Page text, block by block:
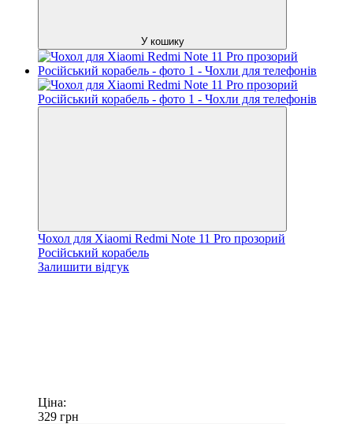
У кошику
Чохол для Xiaomi Redmi Note 11 Pro прозорий
Російський корабель
Залишити відгук
Ціна:
329 грн